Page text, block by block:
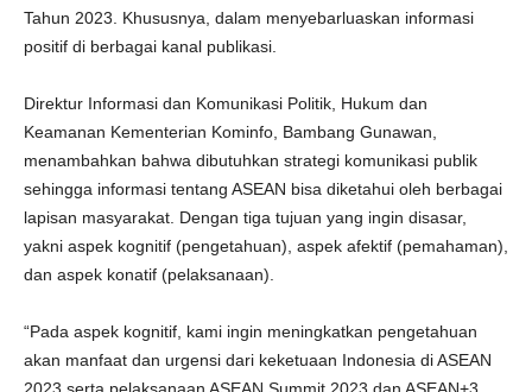
Tahun 2023. Khususnya, dalam menyebarluaskan informasi
positif di berbagai kanal publikasi.
Direktur Informasi dan Komunikasi Politik, Hukum dan
Keamanan Kementerian Kominfo, Bambang Gunawan,
menambahkan bahwa dibutuhkan strategi komunikasi publik
sehingga informasi tentang ASEAN bisa diketahui oleh berbagai
lapisan masyarakat. Dengan tiga tujuan yang ingin disasar,
yakni aspek kognitif (pengetahuan), aspek afektif (pemahaman),
dan aspek konatif (pelaksanaan).
“Pada aspek kognitif, kami ingin meningkatkan pengetahuan
akan manfaat dan urgensi dari keketuaan Indonesia di ASEAN